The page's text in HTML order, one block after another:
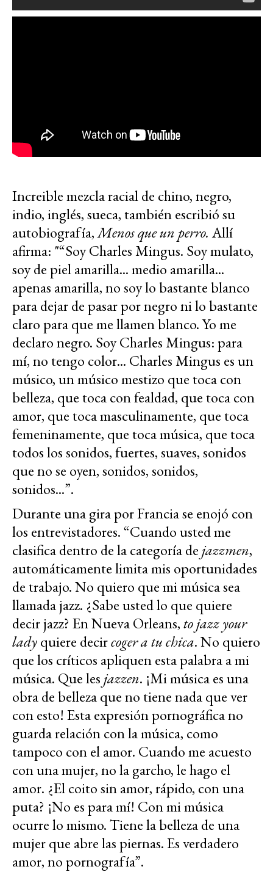
Increible mezcla racial de chino, negro,
indio, inglés, sueca, también escribió su
autobiografía,Menos que un perro. Allí
afirma: "“Soy Charles Mingus. Soy mulato,
soy de piel amarilla... medio amarilla...
apenas amarilla, no soy lo bastante blanco
para dejar de pasar por negro ni lo bastante
claro para que me llamen blanco. Yo me
declaro negro. Soy Charles Mingus: para
mí, no tengo color... Charles Mingus es un
músico, un músico mestizo que toca con
belleza, que toca con fealdad, que toca con
amor, que toca masculinamente, que toca
femeninamente, que toca música, que toca
todos los sonidos, fuertes, suaves, sonidos
que no se oyen, sonidos, sonidos,
sonidos...”.
Durante una gira por Francia se enojó con
los entrevistadores. “Cuando usted me
clasifica dentro de la categoría dejazzmen,
automáticamente limita mis oportunidades
de trabajo. No quiero que mi música sea
llamada jazz. ¿Sabe usted lo que quiere
decir jazz? En Nueva Orleans,to jazz your
ladyquiere decircoger a tu chica. No quiero
que los críticos apliquen esta palabra a mi
música. Que lesjazzen. ¡Mi música es una
obra de belleza que no tiene nada que ver
con esto! Esta expresión pornográfica no
guarda relación con la música, como
tampoco con el amor. Cuando me acuesto
con una mujer, no la garcho, le hago el
amor. ¿El coito sin amor, rápido, con una
puta? ¡No es para mí! Con mi música
ocurre lo mismo. Tiene la belleza de una
mujer que abre las piernas. Es verdadero
amor, no pornografía”.